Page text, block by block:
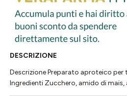
DESCRIZIONE
Descrizione Preparato aproteico
Ingredienti Zucchero, amido di mais,